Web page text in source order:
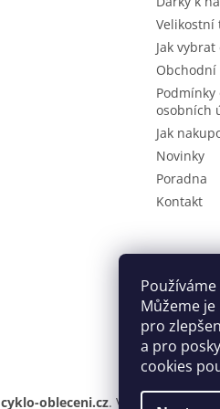
Používáme
Můžeme
pro
a pro
cookies
Velikostní
Jak
osobních
Jak
Novinky
Poradna
Kontakt
cyklo-obleceni.cz. Všechna práva